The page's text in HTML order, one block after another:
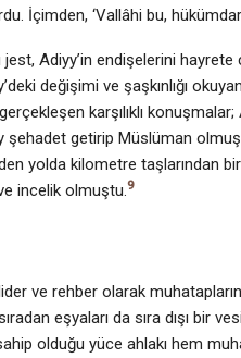
İçimden, ‘Vallâhi bu, hükümdar
jest, Adiyy’in endişelerini
değişimi ve şaşkınlığı
karşılıklı
şehadet getirip Müslüman
yolda kilometre taşlarından
incelik olmuştu. 9
ve rehber olarak
eşyaları da sıra dışı bir
olduğu yüce ahlakı hem